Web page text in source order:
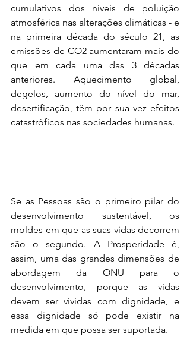
cumulativos dos níveis de poluição
atmosférica nas alterações climáticas - e
na primeira década do século 21, as
emissões de CO2 aumentaram mais do
que em cada uma das 3 décadas
anteriores. Aquecimento global,
degelos, aumento do nível do mar,
desertificação, têm por sua vez efeitos
catastróficos nas sociedades humanas.
Se as Pessoas são o primeiro pilar do
desenvolvimento sustentável, os
moldes em que as suas vidas decorrem
são o segundo. A Prosperidade é,
assim, uma das grandes dimensões de
abordagem da ONU para o
desenvolvimento, porque as vidas
devem ser vividas com dignidade, e
essa dignidade só pode existir na
medida em que possa ser suportada.